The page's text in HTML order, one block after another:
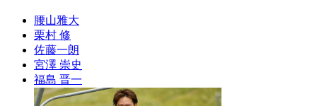
腰山雅大
栗村 修
佐藤一朗
宮澤 崇史
福島 晋一